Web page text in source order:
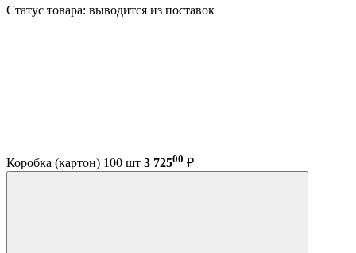
Статус товара: выводится из поставок
Коробка (картон) 100 шт 3 72500 ₽